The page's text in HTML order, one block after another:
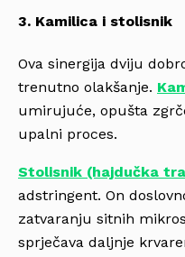
3. Kamilica i stolisnik
Ova sinergija dviju
trenutno olakšanje.
umirujuće, opušta
upalni proces.
Stolisnik (hajdučka
adstringent. On
zatvaranju sitnih
sprječava daljnje